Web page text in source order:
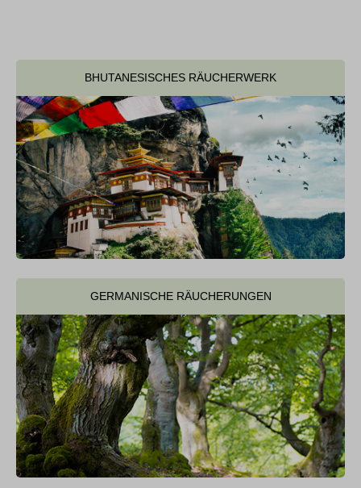
BHUTANESISCHES RÄUCHERWERK
GERMANISCHE RÄUCHERUNGEN